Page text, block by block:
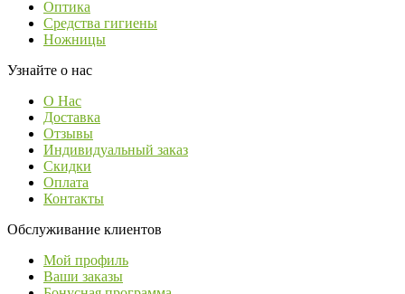
Оптика
Средства гигиены
Ножницы
Узнайте о нас
О Нас
Доставка
Отзывы
Индивидуальный заказ
Скидки
Оплата
Контакты
Обслуживание клиентов
Мой профиль
Ваши заказы